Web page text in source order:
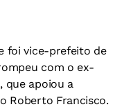
foi vice-prefeito de
com o ex-
que apoiou a
Roberto Francisco.